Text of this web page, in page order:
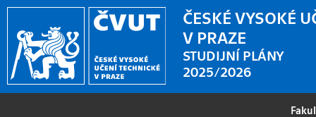
ČESKÉ VYSOKÉ
V PRAZE
STUDIJNÍ PLÁNY
2025/2026